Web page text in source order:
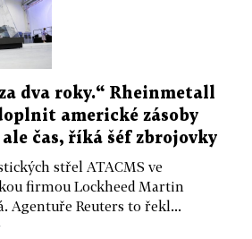
dva roky.“ Rheinmetall
americké zásoby
čas, říká šéf zbrojovky
střel ATACMS ve
firmou Lockheed Martin
Agentuře Reuters to řekl...